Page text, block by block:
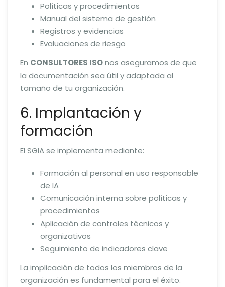
Políticas y procedimientos
Manual del sistema de gestión
Registros y evidencias
Evaluaciones de riesgo
En CONSULTORES ISOnos aseguramos de que
la documentación sea útil y adaptada al
tamaño de tu organización.
6. Implantación y
formación
El SGIA se implementa mediante:
Formación al personal en uso responsable
de IA
Comunicación interna sobre políticas y
procedimientos
Aplicación de controles técnicos y
organizativos
Seguimiento de indicadores clave
La implicación de todos los miembros de la
organización es fundamental para el éxito.